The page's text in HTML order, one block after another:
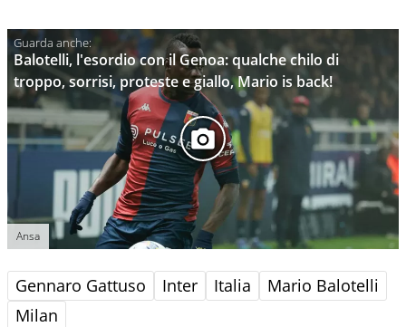
Balotelli, l'esordio con il Genoa: qualche chilo di
troppo, sorrisi, proteste e giallo, Mario is back!
Ansa
Gennaro Gattuso Inter Italia
Mario Balotelli
Milan